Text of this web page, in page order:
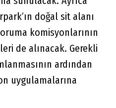
doğal sit alanı
komisyonlarının
de alınacak. Gerekli
ardından
uygulamalarına